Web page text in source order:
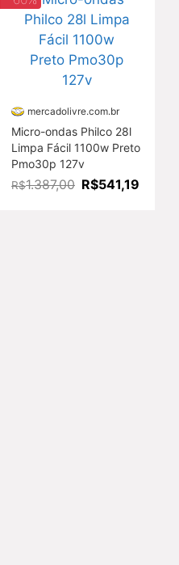
mercadolivre.com.br
Micro-ondas Philco 28l
Limpa Fácil 1100w Preto
Pmo30p 127v
R$1.387,00 R$541,19